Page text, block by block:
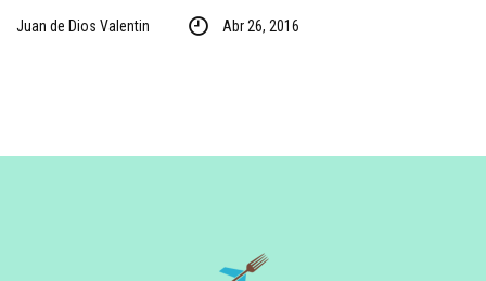
Juan de Dios Valentin Abr 26, 2016